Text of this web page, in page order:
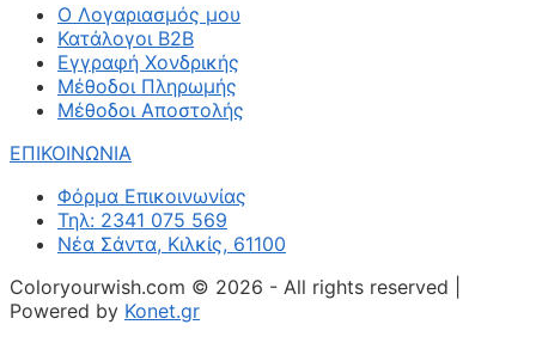
Ο Λογαριασμός μου
Κατάλογοι B2B
Εγγραφή Χονδρικής
Μέθοδοι Πληρωμής
Μέθοδοι Αποστολής
ΕΠΙΚΟΙΝΩΝΙΑ
Φόρμα Επικοινωνίας
Τηλ: 2341 075 569
Νέα Σάντα, Κιλκίς, 61100
Coloryourwish.com © 2026 - All rights reserved |
Powered by Konet.gr